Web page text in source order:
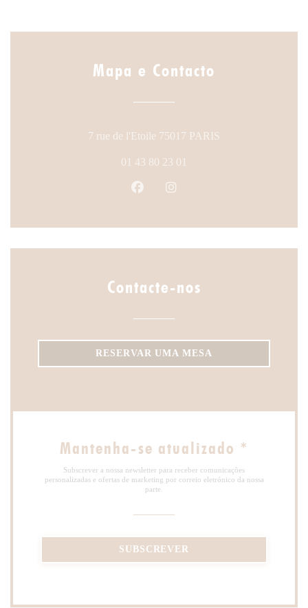
Mapa e Contacto
7 rue de l'Etoile 75017 PARIS
01 43 80 23 01
Facebook ((abre numa nova
Contacte-nos
RESERVAR UMA MESA
Mantenha-se atualizado *
Subscrever a nossa newsletter para receber comunicações
personalizadas e ofertas de marketing por correio eletrónico da nossa
parte.
SUBSCREVER